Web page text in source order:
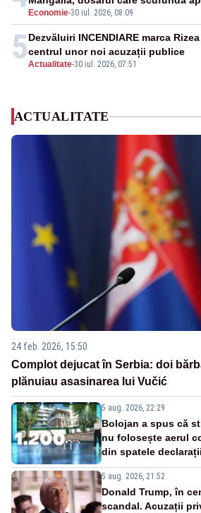
Economie-30 iul. 2026, 08:09
5Actualitate-30 iul. 2026, 07:51
Dezvăluiri INCENDIARE marca
centrul unor noi acuzații publice
ACTUALITATE
24 feb. 2026, 15:50
Complot dejucat în Serbia: doi
plănuiau asasinarea lui Vučić
5 aug. 2026, 22:29
Bolojan a spus că
nu folosește aerul
din spatele
5 aug. 2026, 21:52
Donald Trump, în
scandal. Acuzații